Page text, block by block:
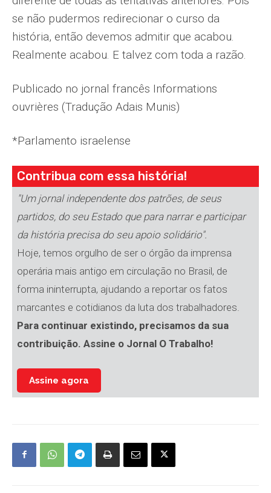
se não pudermos redirecionar o curso da
história, então devemos admitir que acabou.
Realmente acabou. E talvez com toda a razão.
Publicado no jornal francês Informations
ouvrières (Tradução Adais Munis)
*Parlamento israelense
Contribua com essa história!
"Um jornal independente dos patrões, de seus
partidos, do seu Estado que para narrar e participar
da história precisa do seu apoio solidário".
Hoje, temos orgulho de ser o órgão da imprensa
operária mais antigo em circulação no Brasil, de
forma ininterrupta, ajudando a reportar os fatos
marcantes e cotidianos da luta dos trabalhadores.
Para continuar existindo, precisamos da sua
contribuição. Assine o Jornal O Trabalho!
Assine agora